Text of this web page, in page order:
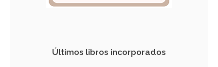
Últimos libros incorporados